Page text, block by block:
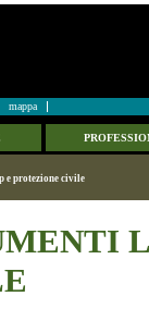
mappa
e protezione civile